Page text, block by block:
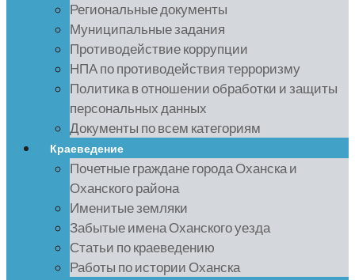
Региональные документы
Муниципальные задания
Противодействие коррупции
НПА по противодействия терроризму
Политика в отношении обработки и защиты
персональных данных
Документы по всем категориям
Краеведение
Почетные граждане города Оханска и
Оханского района
Именитые земляки
Забытые имена Оханского уезда
Статьи по краеведению
Работы по истории Оханска